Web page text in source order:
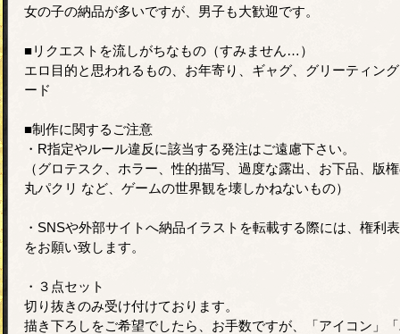
女の子の納品が多いですが、男子も大歓迎です。
■リクエストを流しがちなもの（すみません…）
エロ目的と思われるもの、お年寄り、ギャグ、グリーティン
ード
■制作に関するご注意
・R指定やルール違反に該当する発注はご遠慮下さい。
（グロテスク、ホラー、性的描写、過度な露出、お下品、版
丸パクリ など、ゲームの世界観を壊しかねないもの）
・SNSや外部サイトへ納品イラストを転載する際には、権利
をお願い致します。
・３点セット
切り抜きのみ受け付けております。
描き下ろしをご希望でしたら、お手数ですが、「アイコン」